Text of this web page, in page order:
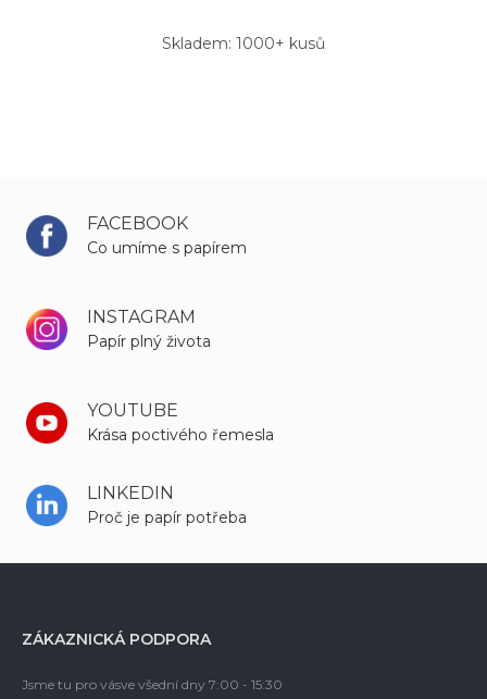
Skladem: 1000+ kusů
FACEBOOK
Co umíme s papírem
INSTAGRAM
Papír plný života
YOUTUBE
Krása poctivého řemesla
LINKEDIN
Proč je papír potřeba
ZÁKAZNICKÁ PODPORA
Jsme tu pro vásve všední dny 7:00 - 15:30